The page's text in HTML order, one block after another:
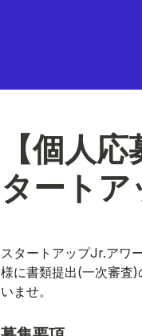
【個人
タート
スタートアップJr.アワ
様に書類提出(一次審査
いませ。